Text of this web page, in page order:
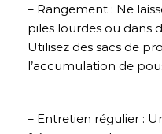
– Rangement : Ne
piles lourdes ou dans
Utilisez des sacs de
l’accumulation de
– Entretien régulier :